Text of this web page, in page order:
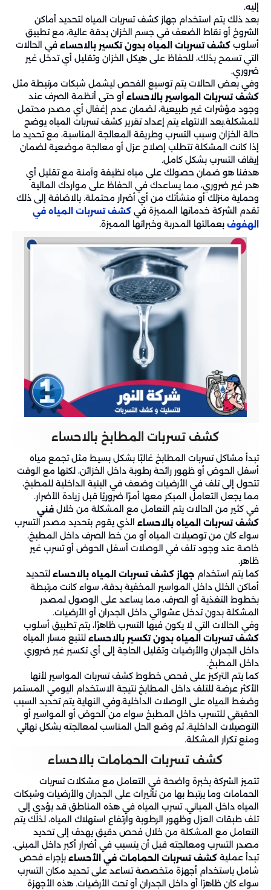
إليه.
بعد ذلك يتم استخدام جهاز كشف تسربات المياه لتحديد أماكن
الشروخ أو نقاط الضعف في جسم الخزان بدقة عالية، مع تطبيق
أسلوب كشف تسربات المياه بدون تكسير بالاحساء في الحالات
التي تسمح بذلك، للحفاظ على هيكل الخزان وتقليل أي تدخل غير
ضروري.
وفي بعض الحالات يتم توسيع الفحص ليشمل شبكات مرتبطة مثل
كشف تسربات المواسير بالاحساء أو حتى أنظمة الصرف عند
وجود مؤشرات غير طبيعية، لضمان عدم إغفال أي مصدر محتمل
للمشكلة.بعد الانتهاء يتم إعداد تقرير كشف تسربات المياه يوضح
حالة الخزان وسبب التسرب وطريقة المعالجة المناسبة، مع تحديد ما
إذا كانت المشكلة تتطلب إصلاح عزل أو معالجة موضعية لضمان
إيقاف التسرب بشكل كامل.
هدفنا هو ضمان حصولك على مياه نظيفة وآمنة مع تقليل أي
هدر غير ضروري، مما يساعدك في الحفاظ على مواردك المالية
وحماية منزلك أو منشأتك من أي أضرار محتملة. بالاضافة إلى ذلك
تقدم الشركة خدماتها المميزة في كشف تسربات المياه في
الهفوف بعمالتها المدربة وخبراتها المميزة.
كشف تسربات المطابخ بالاحساء
تبدأ مشاكل تسربات المطابخ غالبًا بشكل بسيط مثل تجمع مياه
أسفل الحوض أو ظهور رائحة رطوبة داخل الخزائن، لكنها مع الوقت
تتحول إلى تلف في الأرضيات وضعف في البنية الداخلية للمطبخ،
مما يجعل التعامل المبكر معها أمرًا ضروريًا قبل زيادة الأضرار.
في كثير من الحالات يتم التعامل مع المشكلة من خلال فني
كشف تسربات المياه بالاحساء الذي يقوم بتحديد مصدر التسرب
سواء كان من توصيلات المياه أو من خط الصرف داخل المطبخ،
خاصة عند وجود تلف في الوصلات أسفل الحوض أو تسرب غير
ظاهر.
كما يتم استخدام جهاز كشف تسربات المياه بالاحساء لتحديد
أماكن الخلل داخل المواسير المخفية بدقة، سواء كانت مرتبطة
بخطوط التغذية أو الصرف، مما يساعد على الوصول لمصدر
المشكلة بدون تدخل عشوائي داخل الجدران أو الأرضيات.
وفي الحالات التي لا يكون فيها التسرب ظاهرًا، يتم تطبيق أسلوب
كشف تسربات المياه بدون تكسير بالاحساء لتتبع مسار المياه
داخل الجدران والأرضيات وتقليل الحاجة إلى أي تكسير غير ضروري
داخل المطبخ.
كما يتم التركيز على فحص خطوط كشف تسربات المواسير لأنها
الأكثر عرضة للتلف داخل المطابخ نتيجة الاستخدام اليومي المستمر
وضغط المياه على الوصلات الداخلية.وفي النهاية يتم تحديد السبب
الحقيقي للتسرب داخل المطبخ سواء من الحوض أو المواسير أو
التوصيلات الداخلية، ثم وضع الحل المناسب لمعالجته بشكل نهائي
ومنع تكرار المشكلة.
كشف تسربات الحمامات بالاحساء
تتميز الشركة بخبرة واضحة في التعامل مع مشكلات تسربات
الحمامات وما يرتبط بها من تأثيرات على الجدران والأرضيات وشبكات
المياه داخل المباني. تسرب المياه في هذه المناطق قد يؤدي إلى
تلف طبقات العزل وظهور الرطوبة وارتفاع استهلاك المياه، لذلك يتم
التعامل مع المشكلة من خلال فحص دقيق يهدف إلى تحديد
مصدر التسرب ومعالجته قبل أن يتسبب في أضرار أكبر داخل المبنى.
تبدأ عملية كشف تسربات الحمامات في الأحساء بإجراء فحص
شامل باستخدام أجهزة متخصصة تساعد على تحديد مكان التسرب
سواء كان ظاهرًا أو داخل الجدران أو تحت الأرضيات. هذه الأجهزة